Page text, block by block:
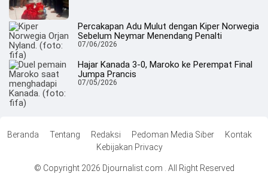
Percakapan Adu Mulut dengan Kiper Norwegia
Sebelum Neymar Menendang Penalti
07/06/2026
Hajar Kanada 3-0, Maroko ke Perempat Final
Jumpa Prancis
07/05/2026
Beranda Tentang Redaksi Pedoman Media Siber
Kontak
Kebijakan Privacy
© Copyright 2026 Djournalist.com . All Right Reserved